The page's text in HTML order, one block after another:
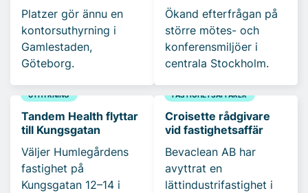
Platzer gör ännu en
kontorsuthyrning i
Gamlestaden,
Göteborg.
Ökand efterfrågan på
större mötes- och
konferensmiljöer i
centrala Stockholm.
UTHYRNING
Tandem Health flyttar
till Kungsgatan
Väljer Humlegårdens
fastighet på
Kungsgatan 12–14 i
FASTIGHETSAFFÄRER
Croisette rådgivare
vid fastighetsaffär
Bevaclean AB har
avyttrat en
lättindustrifastighet i